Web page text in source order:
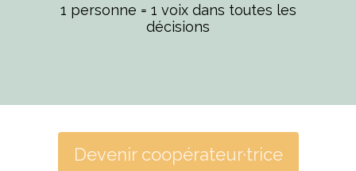
1 personne = 1 voix dans toutes les
décisions
Devenir coopérateur·trice